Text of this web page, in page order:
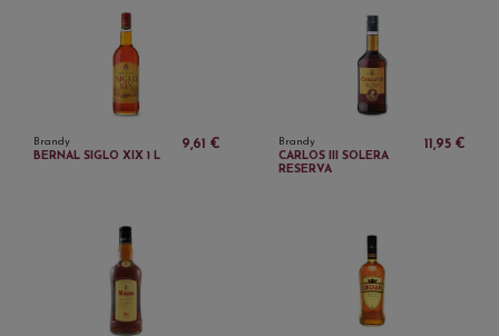
Brandy
BERNAL SIGLO XIX 1 L
9,61 € Brandy
CARLOS III SOLERA
RESERVA
11,95 €